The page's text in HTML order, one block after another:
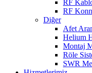
RF
RF
Diğer
Afet
Helium
Montaj
Röle
SWR